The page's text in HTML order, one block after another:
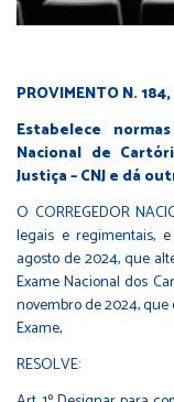
PROVIMENTO N.
Estabelece
Nacional de
Justiça – CNJ e dá
O CORREGEDOR
legais e regimentais,
agosto de 2024, que
Exame Nacional dos
novembro de 2024,
Exame,
RESOLVE: